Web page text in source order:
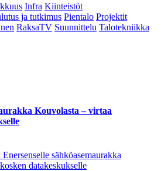
Infra Kiinteistöt
ja tutkimus Pientalo Projektit
RaksaTV Suunnittelu Talotekniikka
Kouvolasta – virtaa
sähköasemaurakka
datakeskukselle